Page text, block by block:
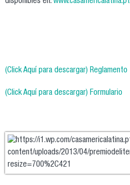
(Click Aquí para descargar) Reglamento
(Click Aquí para descargar) Formulario